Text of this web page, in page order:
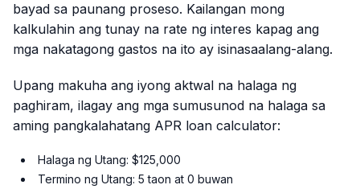
bayad sa paunang proseso. Kailangan mong
kalkulahin ang tunay na rate ng interes kapag ang
mga nakatagong gastos na ito ay isinasaalang-alang.
Upang makuha ang iyong aktwal na halaga ng
paghiram, ilagay ang mga sumusunod na halaga sa
aming pangkalahatang APR loan calculator:
Halaga ng Utang: $125,000
Termino ng Utang: 5 taon at 0 buwan